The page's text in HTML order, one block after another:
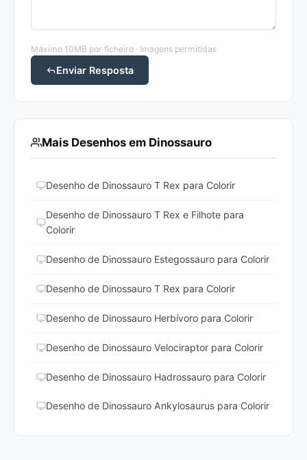
Máximo 10MB por ficheiro · Imagens permitidas
Enviar Resposta
Mais Desenhos em Dinossauro
Desenho de Dinossauro T Rex para Colorir
Desenho de Dinossauro T Rex e Filhote para
Colorir
Desenho de Dinossauro Estegossauro para Colorir
Desenho de Dinossauro T Rex para Colorir
Desenho de Dinossauro Herbívoro para Colorir
Desenho de Dinossauro Velociraptor para Colorir
Desenho de Dinossauro Hadrossauro para Colorir
Desenho de Dinossauro Ankylosaurus para Colorir